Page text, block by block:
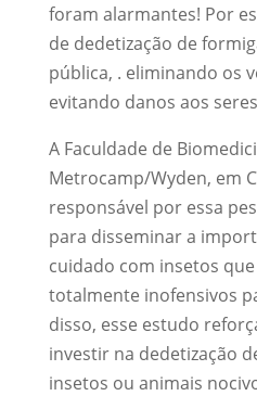
foram alarmantes! Por
de dedetização de
pública, . eliminando os
evitando danos aos
A Faculdade de
Metrocamp/Wyden, em
responsável por essa
para disseminar a
cuidado com insetos
totalmente inofensivos
disso, esse estudo
investir na dedetização
insetos ou animais